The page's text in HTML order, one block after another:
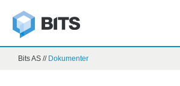
Bits AS // Dokumenter